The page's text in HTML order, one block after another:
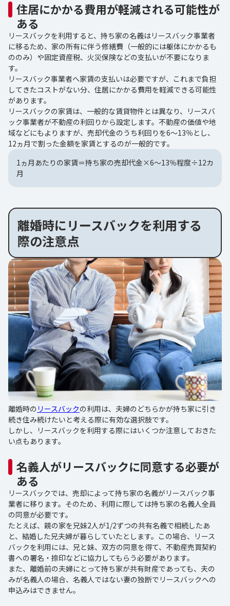
住居にかかる費用が軽減される可能性が
ある
リースバックを利用すると、持ち家の名義はリースバック事業者
に移るため、家の所有に伴う修繕費（一般的には躯体にかかるも
ののみ）や固定資産税、火災保険などの支払いが不要になりま
す。
リースバック事業者へ家賃の支払いは必要ですが、これまで負担
してきたコストがない分、住居にかかる費用を軽減できる可能性
があります。
リースバックの家賃は、一般的な賃貸物件とは異なり、リースバ
ック事業者が不動産の利回りから設定します。不動産の価値や地
域などにもよりますが、売却代金のうち利回りを6～13％とし、
12ヵ月で割った金額を家賃とするのが一般的です。
1ヵ月あたりの家賃＝持ち家の売却代金×6～13％程度÷12カ
月
離婚時にリースバックを利用する
際の注意点
離婚時の リースバックの利用は、夫婦のどちらかが持ち家に引き
続き住み続けたいと考える際に有効な選択肢です。
しかし、リースバックを利用する際にはいくつか注意しておきた
い点もあります。
名義人がリースバックに同意する必要が
ある
リースバックでは、売却によって持ち家の名義がリースバック事
業者に移ります。そのため、利用に際しては持ち家の名義人全員
の同意が必要です。
たとえば、親の家を兄妹2人が1/2ずつの共有名義で相続したあ
と、結婚した兄夫婦が暮らしていたとします。この場合、リース
バックを利用には、兄と妹、双方の同意を得て、不動産売買契約
書への署名・捺印などに協力してもらう必要があります。
また、離婚前の夫婦にとって持ち家が共有財産であっても、夫の
みが名義人の場合、名義人ではない妻の独断でリースバックへの
申込みはできません。